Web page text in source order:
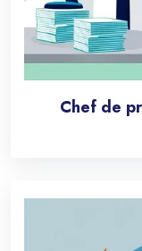
Chef de